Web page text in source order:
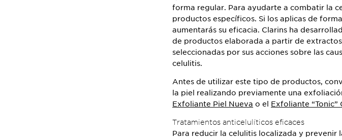
forma regular. Para ayudarte a combatir la
productos específicos. Si los aplicas de
aumentarás su eficacia. Clarins ha
de productos elaborada a partir de
seleccionadas por sus acciones sobre las
celulitis.
Antes de utilizar este tipo de productos,
la piel realizando previamente una
Exfoliante Piel Nueva o el Exfoliante “Tonic”
Tratamientos anticelulíticos eficaces
Para reducir la celulitis localizada y prevenir